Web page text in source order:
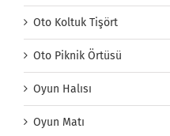
Oto Koltuk Tişört
Oto Piknik Örtüsü
Oyun Halısı
Oyun Matı